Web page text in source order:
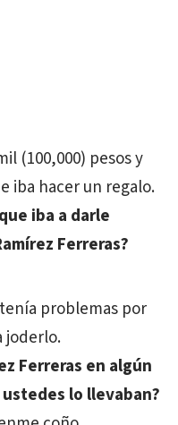
(100,000) pesos y
iba hacer un regalo.
iba a darle
Ferreras?
problemas por
joderlo.
Ferreras en algún
lo llevaban?